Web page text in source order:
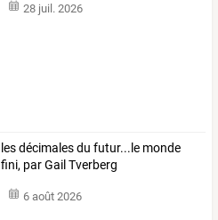
28 juil. 2026
les décimales du futur...le monde
fini, par Gail Tverberg
6 août 2026